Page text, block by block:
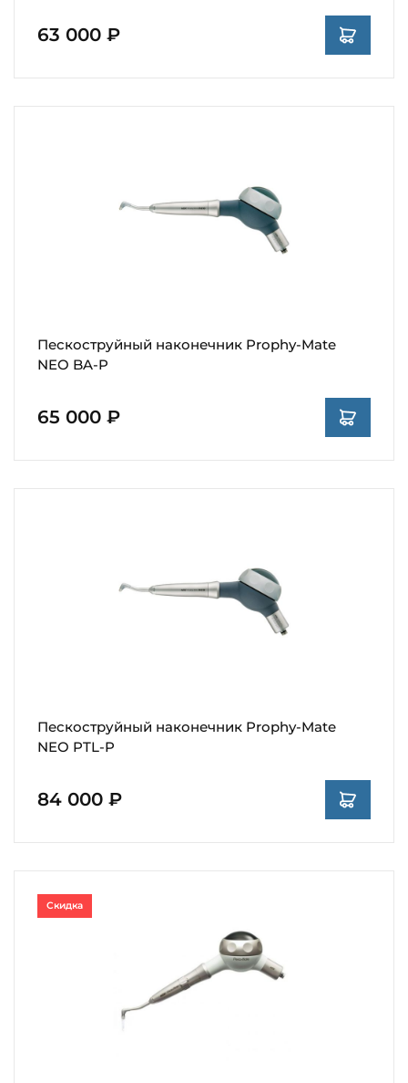
63 000 ₽
Пескоструйный наконечник Prophy-Mate
NEO BA-P
65 000 ₽
Пескоструйный наконечник Prophy-Mate
NEO PTL-P
84 000 ₽
Скидка